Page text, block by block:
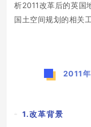
析2011改革后的英国
国土空间规划的相关
2011
1.改革背景